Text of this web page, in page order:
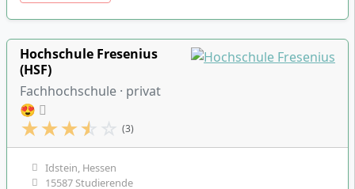
Hochschule Fresenius
(HSF)
Fachhochschule · privat
😍
★★★☆ ☆ (3)
Idstein, Hessen
15587 Studierende